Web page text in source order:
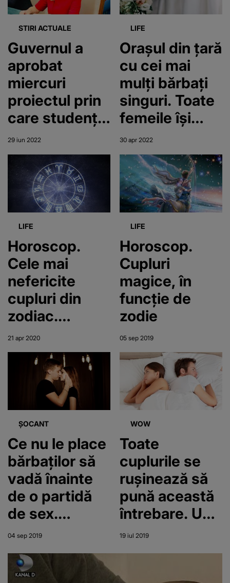
STIRI ACTUALE
Guvernul a
aprobat
miercuri
proiectul prin
care studenţii
pot contracta
credite de
10.000 de
euro, iar
familiile şi
cuplurile pot
lua credite de
15.000 de
euro
29 iun 2022
LIFE
Orașul din țară
cu cei mai
mulți bărbați
singuri. Toate
femeile își
găsesc
jumătatea
30 apr 2022
LIFE
Horoscop.
Cele mai
nefericite
cupluri din
zodiac.
Combinațiile
care nu aduc
fericirea
21 apr 2020
LIFE
Horoscop.
Cupluri
magice, în
funcţie de
zodie
05 sep 2019
ȘOCANT
Ce nu le place
bărbaților să
vadă înainte
de o partidă
de sex.
Majoritatea
aceste greșeli
04 sep 2019
WOW
Toate
cuplurile se
ruşinează să
pună această
întrebare. Un
sexolog are un
19 iul 2019